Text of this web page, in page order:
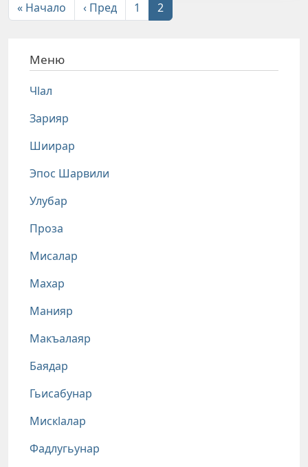
« Начало Первая страница
‹ ПредПредыдущая страница
1 2
Меню
Чlал
Зарияр
Шиирар
Эпос Шарвили
Улубар
Проза
Мисалар
Махар
Манияр
Макъалаяр
Баядар
Гьисабунар
Мискlалар
Фадлугьунар